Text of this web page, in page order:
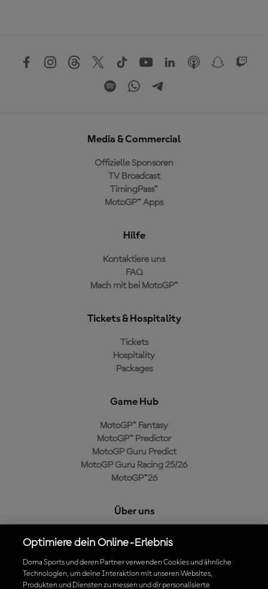
Media & Commercial
Offizielle Sponsoren
TV Broadcast
TimingPass™
MotoGP™ Apps
Hilfe
Kontaktiere uns
FAQ
Mach mit bei MotoGP™
Tickets & Hospitality
Tickets
Hospitality
Packages
Game Hub
MotoGP™ Fantasy
MotoGP™ Predictor
MotoGP Guru Predict
MotoGP Guru Racing 25/26
MotoGP™26
Über uns
Cookie-Richtlinien
Geschäftsbedingungen
Datenschutzrichtlinien
Optimiere dein Online-Erlebnis
Dorna Sports und deren Partner verwenden Cookies und ähnliche
Technologien, um deine Interaktion mit unseren Websites,
Produkten und Diensten zu messen und dir personalisierte